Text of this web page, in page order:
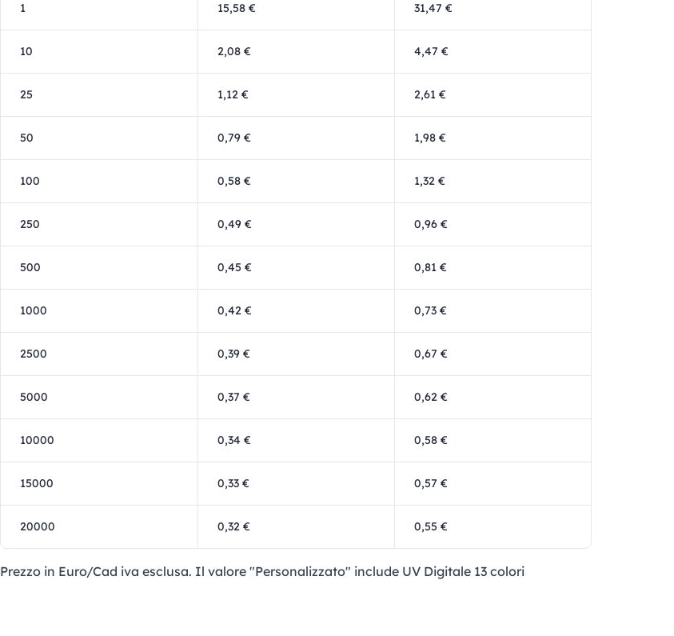
1 15,58 € 31,47 €
10 2,08 € 4,47 €
25 1,12 € 2,61 €
50 0,79 € 1,98 €
100 0,58 € 1,32 €
250 0,49 € 0,96 €
500 0,45 € 0,81 €
1000 0,42 € 0,73 €
2500 0,39 € 0,67 €
5000 0,37 € 0,62 €
10000 0,34 € 0,58 €
15000 0,33 € 0,57 €
20000 0,32 € 0,55 €
Prezzo in Euro/Cad iva esclusa. Il valore "Personalizzato" include UV Digitale 13 colori